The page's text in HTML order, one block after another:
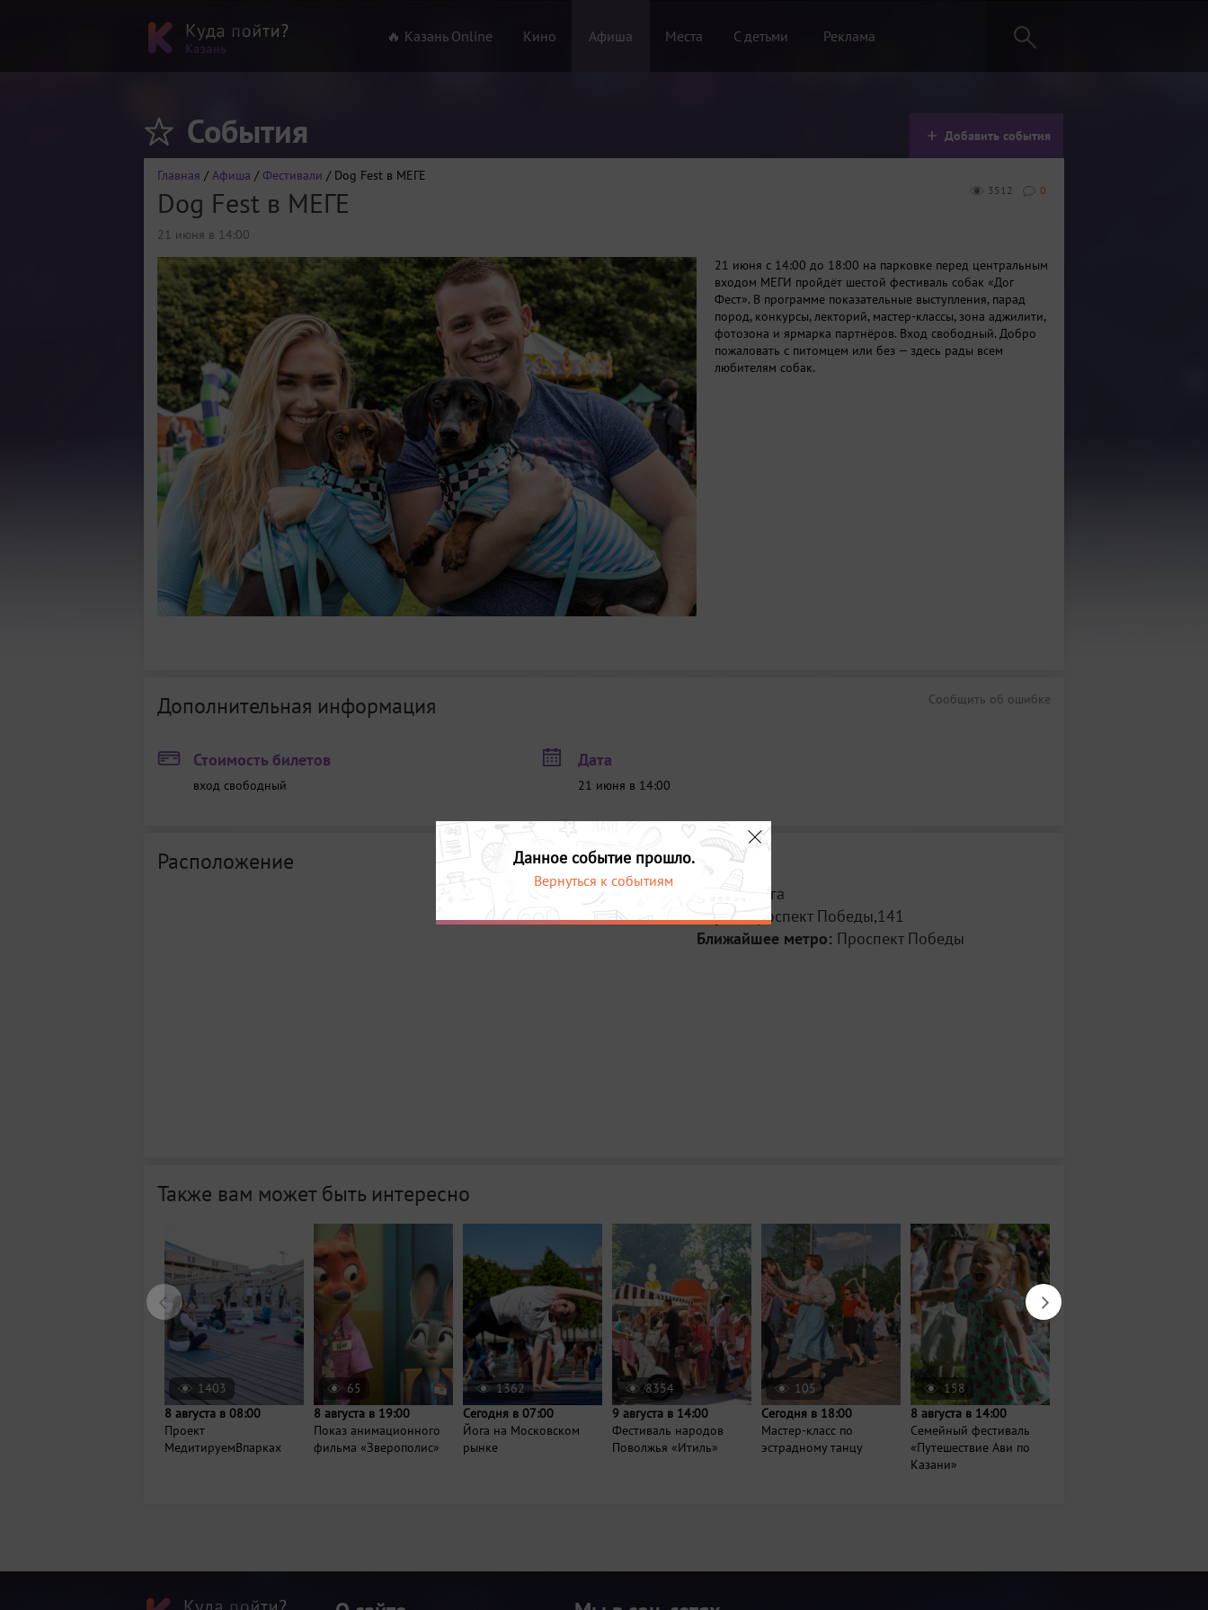
🔥 Казань Online Кино Афиша Места С детьми Реклама
События Добавить события
Главная / Афиша / Фестивали / Dog Fest в МЕГЕ
0
3512
Dog Fest в МЕГЕ
21 июня в 14:00
21 июня с 14:00 до 18:00 на парковке перед центральным
входом МЕГИ пройдёт шестой фестиваль собак «Дог
Фест». В программе показательные выступления, парад
пород, конкурсы, лекторий, мастер-классы, зона аджилити,
фотозона и ярмарка партнёров. Вход свободный. Добро
пожаловать с питомцем или без — здесь рады всем
любителям собак.
Сообщить об ошибке
Дополнительная информация
Стоимость билетов
вход свободный
Дата
21 июня в 14:00
Расположение
Место:
Мега
Адрес:проспект Победы,141
Ближайшее метро: Проспект Победы
Также вам может быть интересно
1403
8 августа в 08:00
Проект
МедитируемВпарках
65
8 августа в 19:00
Показ анимационного
фильма «Зверополис»
1362
Сегодня в 07:00
Йога на Московском
рынке
8354
9 августа в 14:00
Фестиваль народов
Поволжья «Итиль»
105
Сегодня в 18:00
Мастер-класс по
эстрадному танцу
158
8 августа в 14:00
Семейный фестиваль
«Путешествие Ави по
Казани»
Данное событие прошло.
Вернуться к событиям